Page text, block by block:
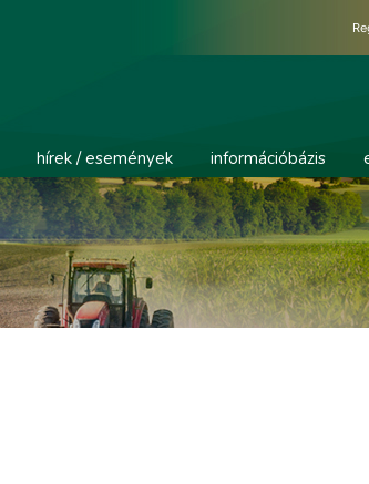
hírek / események információbázis